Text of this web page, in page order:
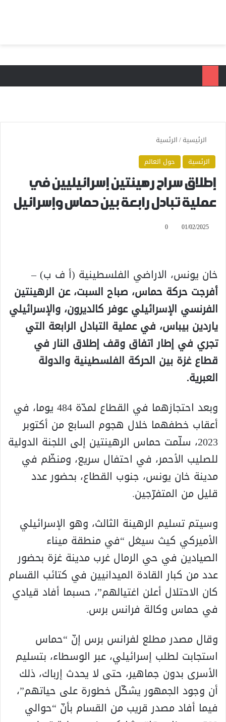
الرئيسية/الرئسية
الرئسية
حول العالم
إطلاق سراح رهينتين إسرائيليين في
عملية تبادل رابعة بين حماس وإسرائيل
01/02/2025
0
خان يونس، الاراضي الفلسطينية (أ ف ب) –
أفرجت حركة حماس، صباح السبت، عن الرهينتين
الفرنسي الإسرائيلي عوفر كالديرون، والإسرائيلي
ياردين بيباس، في عملية التبادل الرابعة التي
تجري في إطار اتفاق وقف إطلاق النار في
قطاع غزة بين الحركة الفلسطينية والدولة
العبرية.
وبعد احتجازهما في القطاع لمدّة 484 يوما، في
أعقاب خطفهما خلال هجوم السابع من أكتوبر
2023، سلّمت حماس الرهينتين إلى اللجنة الدولية
للصليب الأحمر، في احتفال سريع، ومنظّم في
مدينة خان يونس، جنوب القطاع، بحضور عدد
قليل من المتفرّجين.
وسيتم تسليم الرهينة الثالث، وهو الإسرائيلي
الأميركي كيث سيغل “في منطقة ميناء
الصيادين في حي الرمال غرب مدينة غزة بحضور
عدد من كبار القادة الميدانيين في كتائب القسام
كان الاحتلال أعلن اغتيالهم”، حسبما أفاد قيادي
في حماس وكالة فرانس برس.
وقال مصدر مطلع لفرانس برس إنّ “حماس
استجابت لطلب إسرائيلي، عبر الوسطاء، بتسليم
الأسرى بدون جماهير، حتى لا يحدث إرباك، ذلك
أن وجود الجمهور يشكّل خطورة على حياتهم”،
فيما أفاد مصدر قريب من القسام بأنّ “حوالي